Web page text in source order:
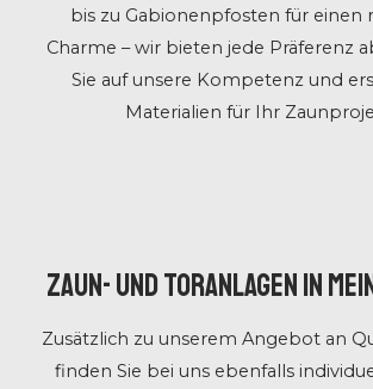
bis zu Gabionenpfosten für einen
Charme – wir bieten jede Präferenz
Sie auf unsere Kompetenz und
Materialien für Ihr
Zaun- und Toranlagen in
Zusätzlich zu unserem Angebot an
finden Sie bei uns ebenfalls